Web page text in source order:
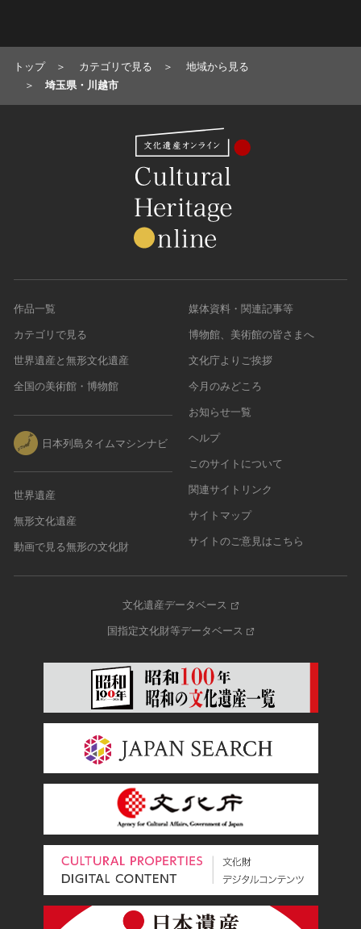
トップ カテゴリで見る
地域から見る
埼玉県・川越市
作品一覧
カテゴリで見る
世界遺産と無形文化遺産
全国の美術館・博物館
日本列島タイムマシンナビ
世界遺産
無形文化遺産
動画で見る無形の文化財
媒体資料・関連記事等
博物館、美術館の皆さまへ
文化庁よりご挨拶
今月のみどころ
お知らせ一覧
ヘルプ
このサイトについて
関連サイトリンク
サイトマップ
サイトのご意見はこちら
文化遺産データベース
国指定文化財等データベース